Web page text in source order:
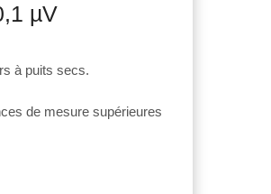
µV
à puits secs.
de mesure supérieures